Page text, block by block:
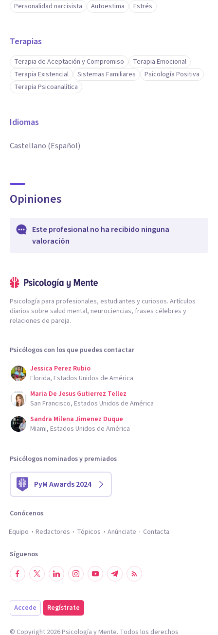
Personalidad narcisista
Autoestima Estrés
Terapias
Terapia de Aceptación y Compromiso
Terapia Emocional
Terapia Existencial
Sistemas Familiares
Psicología Positiva
Terapia Psicoanalítica
Idiomas
Castellano (Español)
Opiniones
Este profesional no ha recibido ninguna
valoración
Psicología para profesionales, estudiantes y curiosos. Artículos
diarios sobre salud mental, neurociencias, frases célebres y
relaciones de pareja.
Psicólogos con los que puedes contactar
Jessica Perez Rubio
Florida, Estados Unidos de América
Maria De Jesus Gutierrez Tellez
San Francisco, Estados Unidos de América
Sandra Milena Jimenez Duque
Miami, Estados Unidos de América
Psicólogos nominados y premiados
PyM Awards 2024
Conócenos
Equipo
Redactores Tópicos Anúnciate Contacta
Síguenos
Accede Regístrate
© Copyright 2026Psicología y Mente. Todos los derechos